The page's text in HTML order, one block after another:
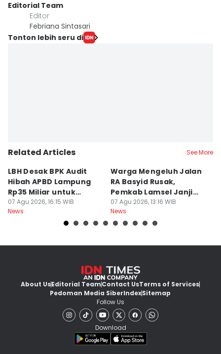
Editorial Team
Editor
Febriana Sintasari
Tonton lebih seru di
Related Articles See More
LBH Desak BPK Audit
Hibah APBD Lampung
Rp35 Miliar untuk
Kejaksaan
07 Agu 2026, 16:15 WIB
News
Warga Mengeluh Jalan
RA Basyid Rusak,
Pemkab Lamsel Janji
Segera Perbaiki
07 Agu 2026, 13:16 WIB
News
About UsEditorial TeamContact UsTerms of Services
Pedoman Media SiberIndexSitemap
Follow Us
Download